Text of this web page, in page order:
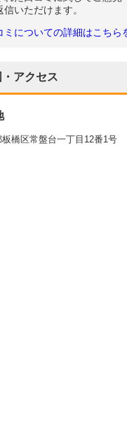
信いただけます。
についての詳細はこちら
アクセス
橋区常盤台一丁目12番1号